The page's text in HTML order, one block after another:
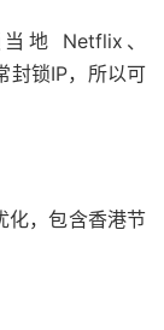
地 Netflix、
封锁IP，所以可
化，包含香港节